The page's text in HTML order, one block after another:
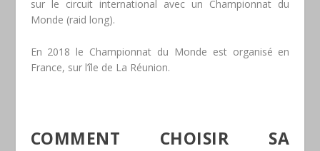
sur le circuit international avec un Championnat du
Monde (raid long).
En 2018 le Championnat du Monde est organisé en
France, sur l’île de La Réunion.
COMMENT CHOISIR SA